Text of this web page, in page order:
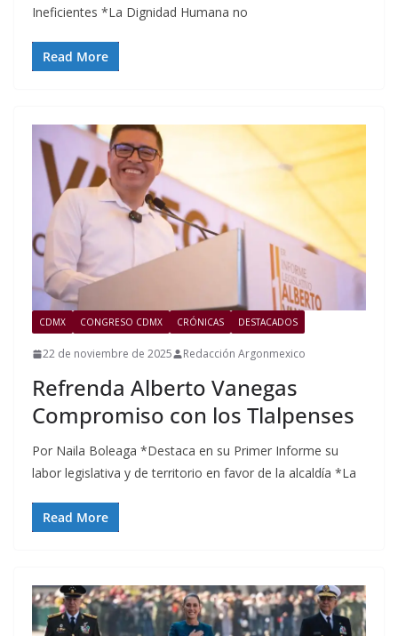
Ineficientes *La Dignidad Humana no
Read More
CDMX CONGRESO CDMX CRÓNICAS DESTACADOS
22 de noviembre de 2025 Redacción Argonmexico
Refrenda Alberto Vanegas
Compromiso con los Tlalpenses
Por Naila Boleaga *Destaca en su Primer Informe su
labor legislativa y de territorio en favor de la alcaldía *La
Read More